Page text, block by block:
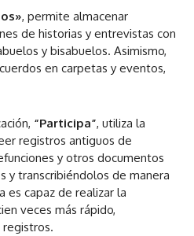
, permite almacenar
de historias y entrevistas con
y bisabuelos. Asimismo,
en carpetas y eventos,
“Participa”, utiliza la
registros antiguos de
y otros documentos
y transcribiéndolos de manera
es capaz de realizar la
veces más rápido,